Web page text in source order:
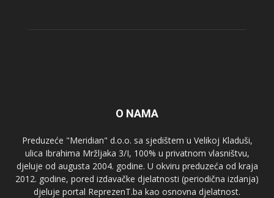
O NAMA
Preduzeće "Meridian" d.o.o. sa sjedištem u Velikoj Kladuši,
ulica Ibrahima Mržljaka 3/I, 100% u privatnom vlasništvu,
djeluje od augusta 2004. godine. U okviru preduzeća od kraja
2012. godine, pored izdavačke djelatnosti (periodična izdanja)
djeluje portal ReprezenT.ba kao osnovna djelatnost.